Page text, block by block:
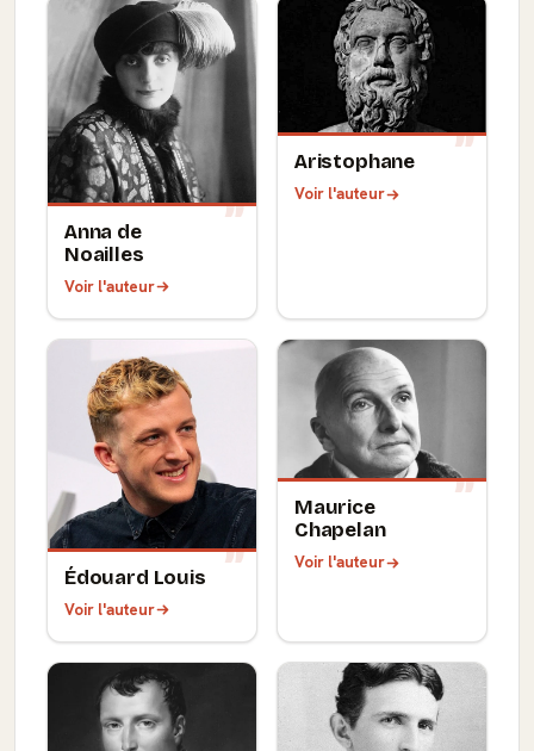
Anna de
Noailles
Voir l'auteur
Aristophane
Voir l'auteur
Édouard Louis
Voir l'auteur
Maurice
Chapelan
Voir l'auteur